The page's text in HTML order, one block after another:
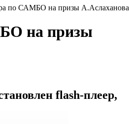
по САМБО на призы А.Аслаханова
на призы
flash-плеер,